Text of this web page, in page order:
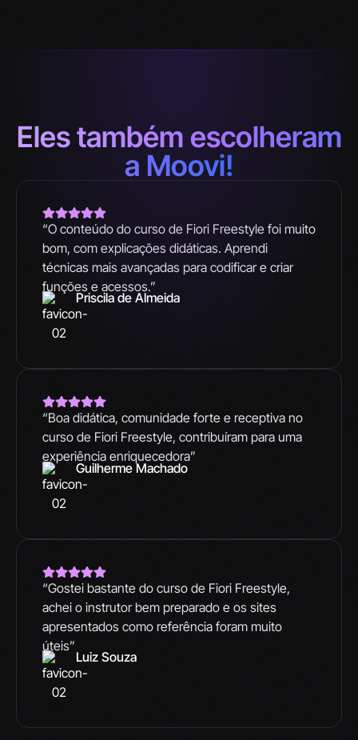
Eles também escolheram
a Moovi!
“O conteúdo do curso de Fiori Freestyle foi muito
bom, com explicações didáticas. Aprendi
técnicas mais avançadas para codificar e criar
funções e acessos.”
Priscila de Almeida
“Boa didática, comunidade forte e receptiva no
curso de Fiori Freestyle, contribuíram para uma
experiência enriquecedora”
Guilherme Machado
“Gostei bastante do curso de Fiori Freestyle,
achei o instrutor bem preparado e os sites
apresentados como referência foram muito
úteis”
Luiz Souza